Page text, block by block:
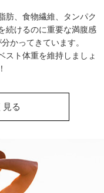
肪、食物繊維、タンパク
続けるのに重要な満腹感
かってきています。
スト体重を維持しましょ
見る